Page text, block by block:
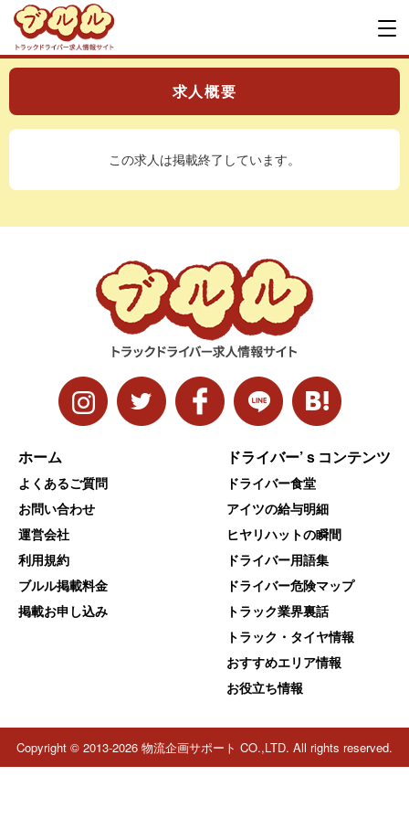
求人概要
この求人は掲載終了しています。
ホーム
よくあるご質問
お問い合わせ
運営会社
利用規約
ブルル掲載料金
掲載お申し込み
ドライバー’ｓコンテンツ
ドライバー食堂
アイツの給与明細
ヒヤリハットの瞬間
ドライバー用語集
ドライバー危険マップ
トラック業界裏話
トラック・タイヤ情報
おすすめエリア情報
お役立ち情報
Copyright © 2013-2026 物流企画サポート CO.,LTD. All rights reserved.